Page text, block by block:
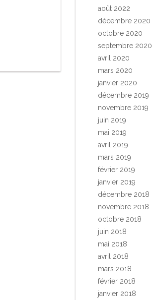
août 2022
décembre 2020
octobre 2020
septembre 2020
avril 2020
mars 2020
janvier 2020
décembre 2019
novembre 2019
juin 2019
mai 2019
avril 2019
mars 2019
février 2019
janvier 2019
décembre 2018
novembre 2018
octobre 2018
juin 2018
mai 2018
avril 2018
mars 2018
février 2018
janvier 2018